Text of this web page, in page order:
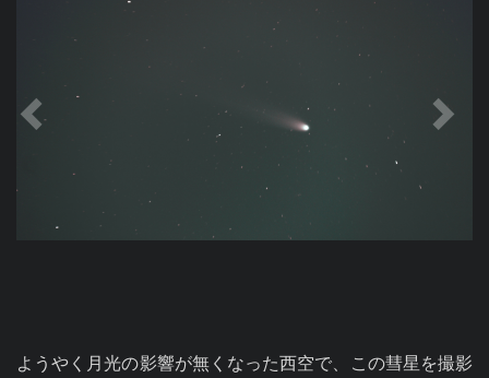
ようやく月光の影響が無くなった西空で、この彗星を撮影